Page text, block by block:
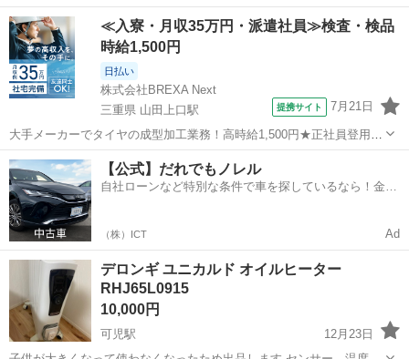
く美品かと思います 試運転しましたが問題なく動きました 外箱は捨て
てしまったので何年製かわかりません メーカー3年の保証は切れてお
りますので3〜5年...
岐阜 岐阜市 柳津駅 季節、空調家電 デロンギ
≪入寮・月収35万円・派遣社員≫検査・検品
時給1,500円
日払い
株式会社BREXA Next
三重県 山田上口駅
提携サイト 7月21日
大手メーカーでタイヤの成型加工業務！高時給1,500円★正社員登用制
度あり！ワンルーム寮完備！マイカー通勤OK！無料駐車場あり！《三
重県伊勢市》 人気の工場のお仕事 ◇タイヤの製造◇ トラック・バ
ス・RV車用を中心とした...
三重 伊勢市 山田上口駅 その他
【公式】だれでもノレル
自社ローンなど特別な条件で車を探しているなら！金利
（株）ICT Ad
デロンギ ユニカルド オイルヒーター
RHJ65L0915
10,000円
可児駅
12月23日